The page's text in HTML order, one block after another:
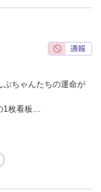
ぷちゃんたちの運命が
1枚看板…